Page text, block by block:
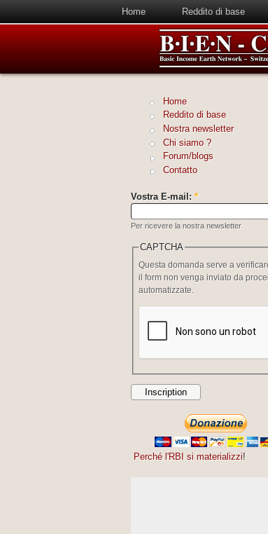
Home Reddito di base
Home
Reddito di base
Nostra newsletter
Chi siamo ?
Forum/blogs
Contatto
Vostra E-mail: *
Per ricevere la nostra newsletter
CAPTCHA
Questa domanda serve a
il form non venga inviato da
automatizzate.
Perché l'RBI si materializzi!